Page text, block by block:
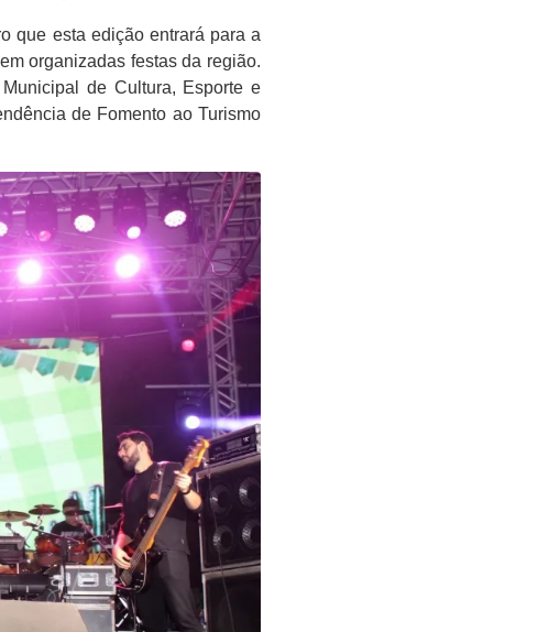
que esta edição entrará para a
organizadas festas da região.
de Cultura, Esporte e
de Fomento ao Turismo